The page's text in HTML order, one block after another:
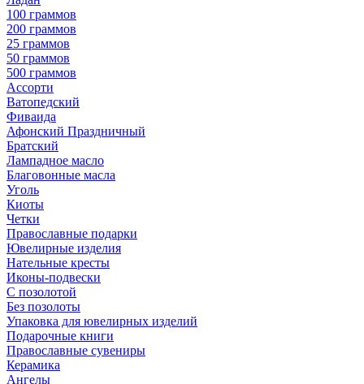
100 граммов
200 граммов
25 граммов
50 граммов
500 граммов
Ассорти
Ватопедский
Фиваида
Афонский Праздничный
Братский
Лампадное масло
Благовонные масла
Уголь
Киоты
Четки
Православные подарки
Ювелирные изделия
Нательные кресты
Иконы-подвески
С позолотой
Без позолоты
Упаковка для ювелирных изделий
Подарочные книги
Православные сувениры
Керамика
Ангелы